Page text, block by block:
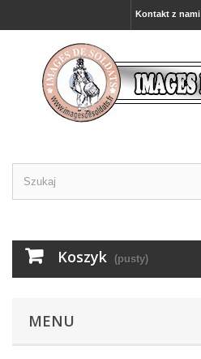
Kontakt z nami
Koszyk (pusty)
MENU